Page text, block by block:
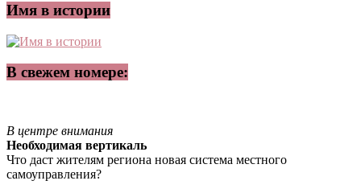
Имя в истории
В свежем номере:
В центре внимания
Необходимая вертикаль
Что даст жителям региона новая система местного
самоуправления?